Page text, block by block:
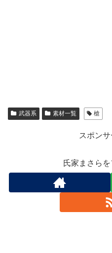
武器系 素材一覧 槍
スポン
氏家まさら